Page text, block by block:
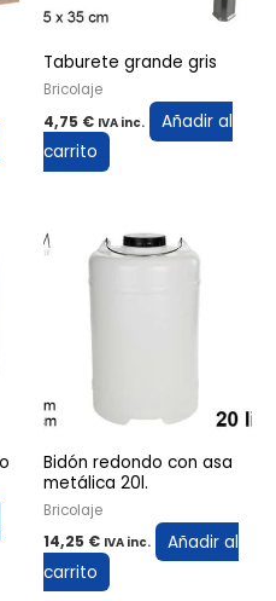
Taburete grande gris
Bricolaje
4,75 € IVA inc.
Añadir al
carrito
Bidón redondo con asa
metálica 20l.
Bricolaje
14,25 € IVA inc.
Añadir al
carrito